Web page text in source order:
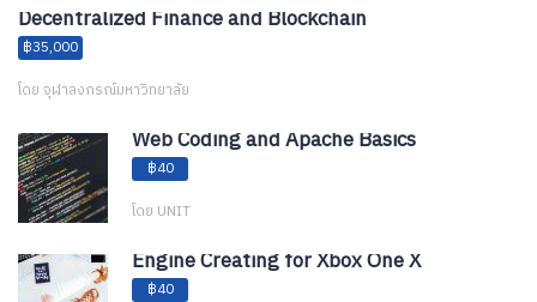
Decentralized Finance and Blockchain
฿35,000
โดย จุฬาลงกรณ์มหาวิทยาลัย
Web Coding and Apache Basics
฿40
โดย UNIT
Engine Creating for Xbox One X
฿40